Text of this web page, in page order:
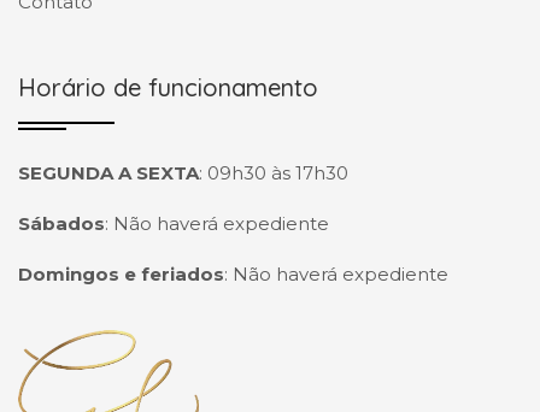
Horário de funcionamento
SEGUNDA A SEXTA: 09h30 às 17h30
Sábados: Não haverá expediente
Domingos e feriados: Não haverá expediente
Página inicial